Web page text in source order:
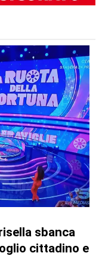
sbanca
cittadino e